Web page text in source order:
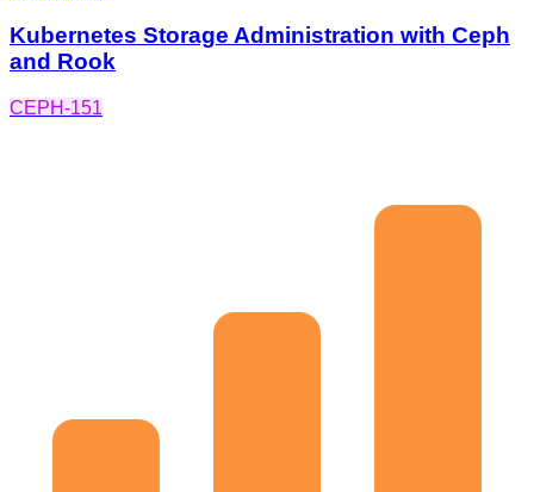
Kubernetes Storage Administration with Ceph
and Rook
CEPH-151